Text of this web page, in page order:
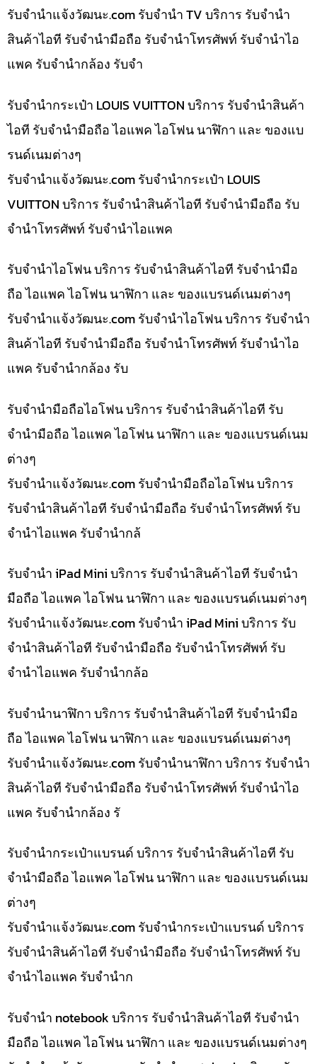
รับจํานําแจ้งวัฒนะ.com รับจำนำ TV บริการ รับจำนำ
สินค้าไอที รับจำนำมือถือ รับจำนำโทรศัพท์ รับจำนำไอ
แพค รับจำนำกล้อง รับจำ
รับจำนำกระเป๋า LOUIS VUITTON บริการ รับจำนำสินค้า
ไอที รับจำนำมือถือ ไอแพค ไอโฟน นาฬิกา และ ของแบ
รนด์เนมต่างๆ
รับจํานําแจ้งวัฒนะ.com รับจำนำกระเป๋า LOUIS
VUITTON บริการ รับจำนำสินค้าไอที รับจำนำมือถือ รับ
จำนำโทรศัพท์ รับจำนำไอแพค
รับจำนำไอโฟน บริการ รับจำนำสินค้าไอที รับจำนำมือ
ถือ ไอแพค ไอโฟน นาฬิกา และ ของแบรนด์เนมต่างๆ
รับจํานําแจ้งวัฒนะ.com รับจำนำไอโฟน บริการ รับจำนำ
สินค้าไอที รับจำนำมือถือ รับจำนำโทรศัพท์ รับจำนำไอ
แพค รับจำนำกล้อง รับ
รับจำนำมือถือไอโฟน บริการ รับจำนำสินค้าไอที รับ
จำนำมือถือ ไอแพค ไอโฟน นาฬิกา และ ของแบรนด์เนม
ต่างๆ
รับจํานําแจ้งวัฒนะ.com รับจำนำมือถือไอโฟน บริการ
รับจำนำสินค้าไอที รับจำนำมือถือ รับจำนำโทรศัพท์ รับ
จำนำไอแพค รับจำนำกล้
รับจำนำ iPad Mini บริการ รับจำนำสินค้าไอที รับจำนำ
มือถือ ไอแพค ไอโฟน นาฬิกา และ ของแบรนด์เนมต่างๆ
รับจํานําแจ้งวัฒนะ.com รับจำนำ iPad Mini บริการ รับ
จำนำสินค้าไอที รับจำนำมือถือ รับจำนำโทรศัพท์ รับ
จำนำไอแพค รับจำนำกล้อ
รับจำนำนาฬิกา บริการ รับจำนำสินค้าไอที รับจำนำมือ
ถือ ไอแพค ไอโฟน นาฬิกา และ ของแบรนด์เนมต่างๆ
รับจํานําแจ้งวัฒนะ.com รับจำนำนาฬิกา บริการ รับจำนำ
สินค้าไอที รับจำนำมือถือ รับจำนำโทรศัพท์ รับจำนำไอ
แพค รับจำนำกล้อง รั
รับจำนำกระเป๋าแบรนด์ บริการ รับจำนำสินค้าไอที รับ
จำนำมือถือ ไอแพค ไอโฟน นาฬิกา และ ของแบรนด์เนม
ต่างๆ
รับจํานําแจ้งวัฒนะ.com รับจำนำกระเป๋าแบรนด์ บริการ
รับจำนำสินค้าไอที รับจำนำมือถือ รับจำนำโทรศัพท์ รับ
จำนำไอแพค รับจำนำก
รับจำนำ notebook บริการ รับจำนำสินค้าไอที รับจำนำ
มือถือ ไอแพค ไอโฟน นาฬิกา และ ของแบรนด์เนมต่างๆ